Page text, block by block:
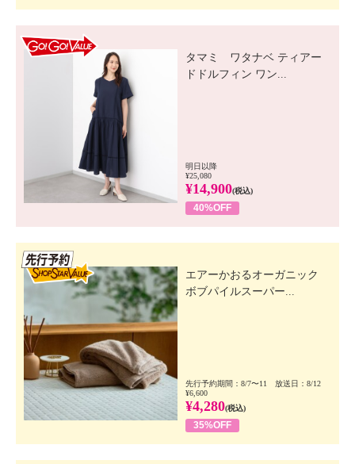
タマミ ワタナベ ティアー
ドドルフィン ワン...
明日以降
¥25,080
¥14,900(税込)
40%OFF
エアーかおるオーガニック
ボブパイルスーパー...
先行予約期間：8/7〜11 放送日：8/12
¥6,600
¥4,280(税込)
35%OFF